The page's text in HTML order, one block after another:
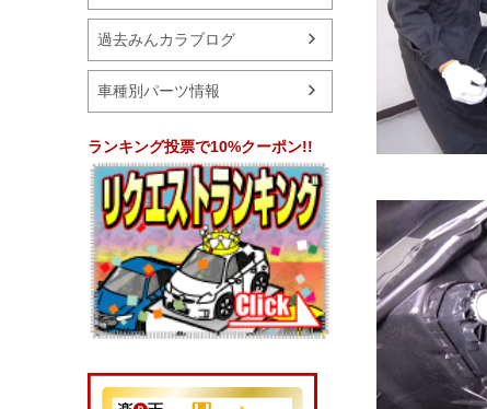
過去みんカラブログ
車種別パーツ情報
ランキング投票で10%クーポン!!